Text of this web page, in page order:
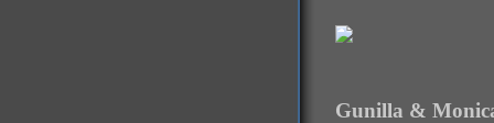
Gunilla &